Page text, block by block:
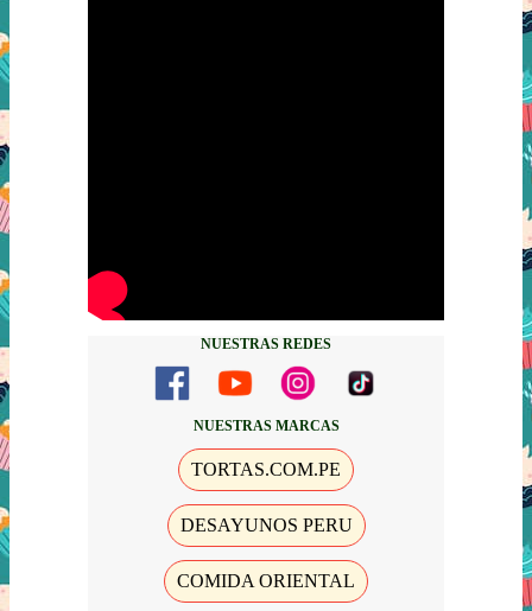
NUESTRAS REDES
NUESTRAS MARCAS
TORTAS.COM.PE
DESAYUNOS PERU
COMIDA ORIENTAL